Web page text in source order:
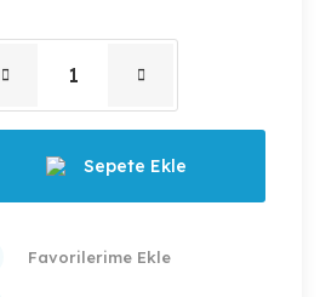
Sepete Ekle